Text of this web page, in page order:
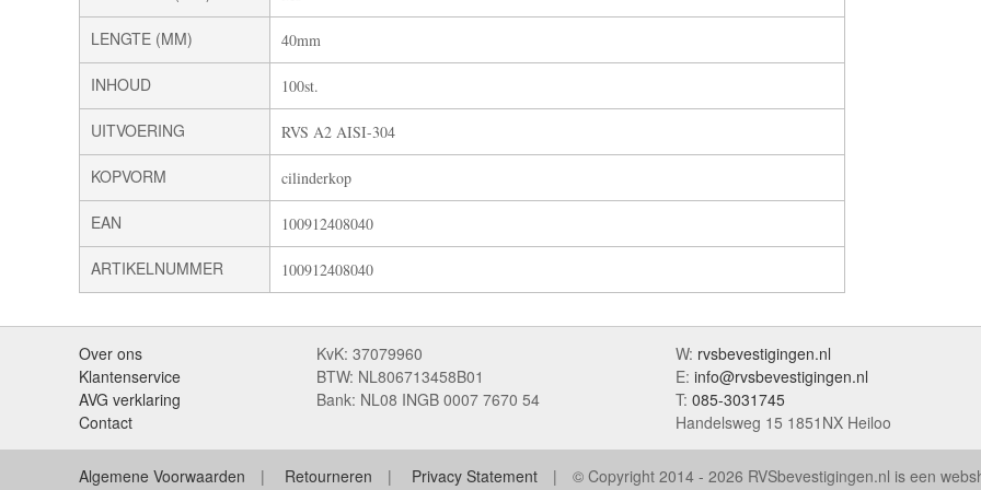
LENGTE (MM) 40mm
INHOUD 100st.
UITVOERING RVS A2 AISI-304
KOPVORM cilinderkop
EAN 100912408040
ARTIKELNUMMER 100912408040
Over ons
Klantenservice
AVG verklaring
Contact
KvK: 37079960
BTW: NL806713458B01
Bank: NL08 INGB 0007 7670 54
W: rvsbevestigingen.nl
E: info@rvsbevestigingen.nl
T: 085-3031745
Handelsweg 15 1851NX Heiloo
Algemene Voorwaarden Retourneren Privacy Statement © Copyright 2014 - 2026 RVSbevestigingen.nl is een